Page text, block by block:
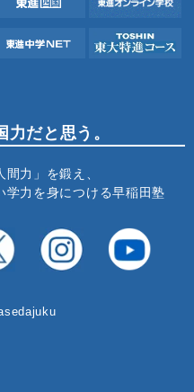
だと思う。
間力」を鍛え、
学力を身につける早稲田塾